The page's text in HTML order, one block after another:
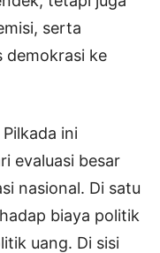
serta
demokrasi ke
ini
evaluasi besar
nasional. Di satu
biaya politik
uang. Di sisi